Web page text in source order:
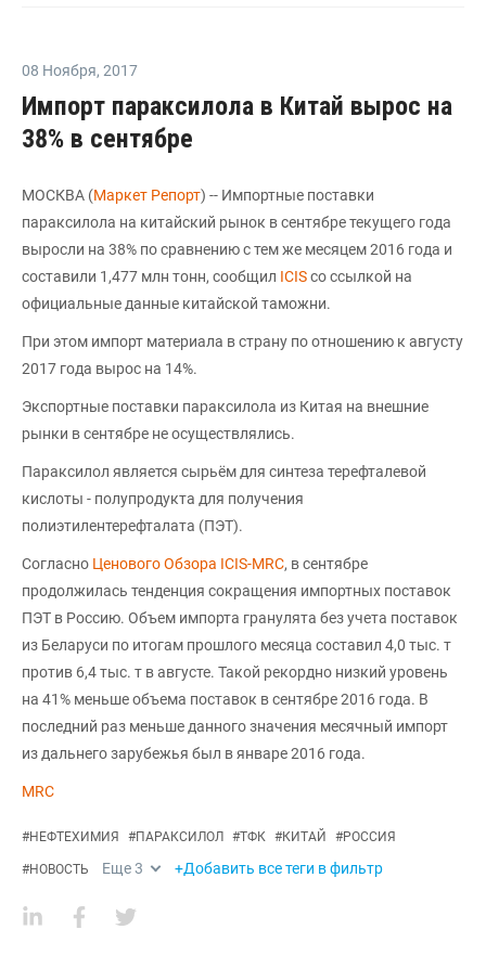
08 Ноября, 2017
Импорт параксилола в Китай вырос на
38% в cентябре
МОСКВА (Маркет Репорт) -- Импортные поставки
параксилола на китайский рынок в сентябре текущего года
выросли на 38% по сравнению с тем же месяцем 2016 года и
составили 1,477 млн тонн, сообщил ICISсо ссылкой на
официальные данные китайской таможни.
При этом импорт материала в страну по отношению к августу
2017 года вырос на 14%.
Экспортные поставки параксилола из Китая на внешние
рынки в сентябре не осуществлялись.
Параксилол является сырьём для синтеза терефталевой
кислоты - полупродукта для получения
полиэтилентерефталата (ПЭТ).
Согласно Ценового Обзора ICIS-MRC, в сентябре
продолжилась тенденция сокращения импортных поставок
ПЭТ в Россию. Объем импорта гранулята без учета поставок
из Беларуси по итогам прошлого месяца составил 4,0 тыс. т
против 6,4 тыс. т в августе. Такой рекордно низкий уровень
на 41% меньше объема поставок в сентябре 2016 года. В
последний раз меньше данного значения месячный импорт
из дальнего зарубежья был в январе 2016 года.
MRC
#НЕФТЕХИМИЯ #ПАРАКСИЛОЛ #ТФК #КИТАЙ #РОССИЯ
#НОВОСТЬ Еще3 +Добавить все теги в фильтр